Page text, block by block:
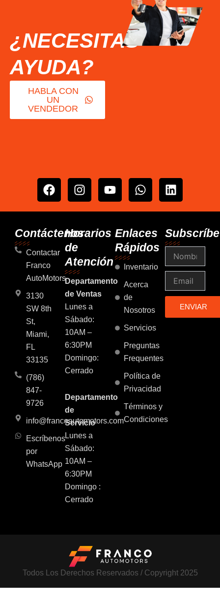
¿NECESITAS
AYUDA?
HABLA CON
UN
VENDEDOR
F
a
b
o
k
I
n
a
a
m
Y
o
u
e
W
h
s
a
p
p
L
i
e
d
n
Contáctenos
Contactar
Franco
AutoMotors
3130
SW 8th
St,
Miami,
FL
33135
(786)
847-
9726
info@francoautomotors.com
Escríbenos
por
WhatsApp
Horarios
de
Atención
Departamento
de Ventas
Lunes a
Sábado:
10AM –
6:30PM
Domingo:
Cerrado
Departamento
de
Servicio
Lunes a
Sábado:
10AM –
6:30PM
Domingo :
Cerrado
Enlaces
Rápidos
Inventario
Acerca
de
Nosotros
Servicios
Preguntas
Frequentes
Política de
Privacidad
Términos y
Condiciones
ENVIAR
Todos Los Derechos Reservados / Copyright 2025